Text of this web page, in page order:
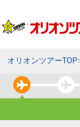
オリオンツアーTOP